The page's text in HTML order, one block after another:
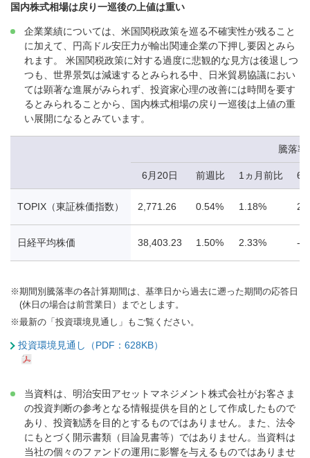
国内株式相場は戻り一巡後の上値は重い
企業業績については、米国関税政策を巡る不確実性が残ること
に加えて、円高ドル安圧力が輸出関連企業の下押し要因とみら
れます。 米国関税政策に対する過度に悲観的な見方は後退しつ
つも、世界景気は減速するとみられる中、日米貿易協議におい
ては顕著な進展がみられず、投資家心理の改善には時間を要す
るとみられることから、国内株式相場の戻り一巡後は上値の重
い展開になるとみています。
騰落率
6月20日 前週比 1ヵ月前比 6
TOPIX（東証株価指数） 2,771.26 0.54% 1.18%
日経平均株価 38,403.23 1.50% 2.33% -
※期間別騰落率の各計算期間は、基準日から過去に遡った期間の応答日
(休日の場合は前営業日）までとします。
※最新の「投資環境見通し」もご覧ください。
投資環境見通し（PDF：628KB）
当資料は、明治安田アセットマネジメント株式会社がお客さま
の投資判断の参考となる情報提供を目的として作成したもので
あり、投資勧誘を目的とするものではありません。また、法令
にもとづく開示書類（目論見書等）ではありません。当資料は
当社の個々のファンドの運用に影響を与えるものではありませ